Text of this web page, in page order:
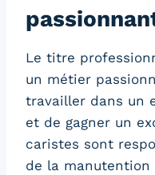
Le titre
un métier
travailler dans un
et de gagner un
caristes sont
de la manutention